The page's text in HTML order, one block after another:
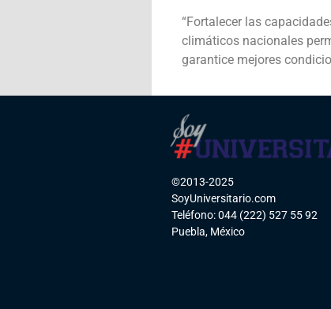
“Fortalecer las
climáticos nacionales
garantice mejores
©2013-2025
SoyUniversitario.com
Teléfono: 044 (222) 527 55 92
Puebla, México